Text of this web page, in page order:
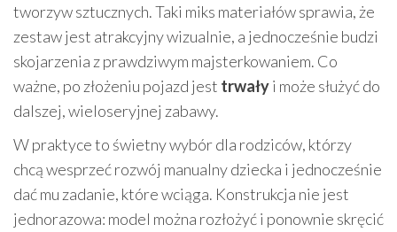
tworzyw sztucznych. Taki miks materiałów sprawia, że
zestaw jest atrakcyjny wizualnie, a jednocześnie budzi
skojarzenia z prawdziwym majsterkowaniem. Co
ważne, po złożeniu pojazd jest trwałyi może służyć do
dalszej, wieloseryjnej zabawy.
W praktyce to świetny wybór dla rodziców, którzy
chcą wesprzeć rozwój manualny dziecka i jednocześnie
dać mu zadanie, które wciąga. Konstrukcja nie jest
jednorazowa: model można rozłożyć i ponownie skręcić